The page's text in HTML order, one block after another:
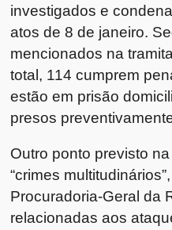
investigados e
atos de 8 de janeiro.
mencionados na
total, 114 cumprem
estão em prisão
presos
Outro ponto previsto
“crimes
Procuradoria-Geral da
relacionadas aos